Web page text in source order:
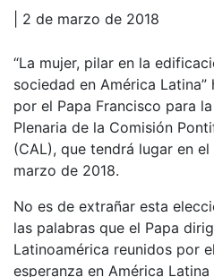
| 2 de marzo de 2018
“La mujer, pilar en la
sociedad en América
por el Papa Francisco para
Plenaria de la Comisión
(CAL), que tendrá lugar en
marzo de 2018.
No es de extrañar esta
las palabras que el Papa
Latinoamérica reunidos por
esperanza en América